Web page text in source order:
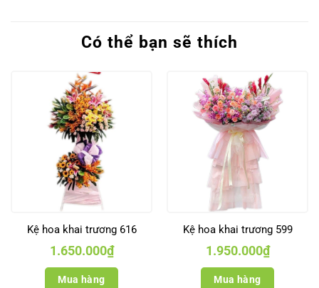
Có thể bạn sẽ thích
Kệ hoa khai trương 616
1.650.000₫
Mua hàng
Kệ hoa khai trương 599
1.950.000₫
Mua hàng